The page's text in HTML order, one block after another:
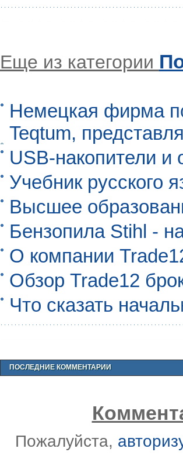
Еще из категории
Немецкая фирма
Teqtum,
USB-накопители и
Учебник русского
Высшее
Бензопила Stihl -
О компании
Обзор Trade12
Что сказать
ПОСЛЕДНИЕ КОММЕНТАРИИ
Пожалуйста,